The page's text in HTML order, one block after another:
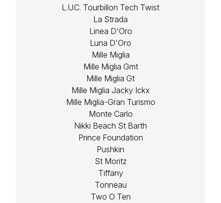
L.U.C. Tourbillon Tech Twist
La Strada
Linea D'Oro
Luna D'Oro
Mille Miglia
Mille Miglia Gmt
Mille Miglia Gt
Mille Miglia Jacky Ickx
Mille Miglia-Gran Turismo
Monte Carlo
Nikki Beach St Barth
Prince Foundation
Pushkin
St Moritz
Tiffany
Tonneau
Two O Ten